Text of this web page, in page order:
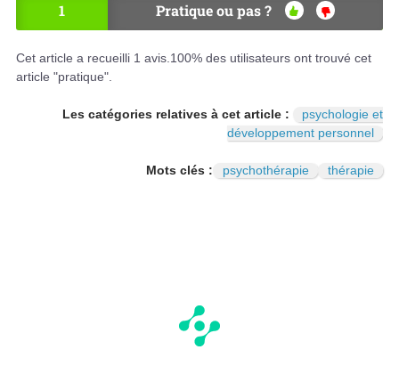
1 Pratique ou pas ?
OU
NO
N
Cet article a recueilli 1 avis. 100% des utilisateurs ont trouvé cet
article "pratique".
Les catégories relatives à cet article :
psychologie et
développement personnel
Mots clés : psychothérapie thérapie